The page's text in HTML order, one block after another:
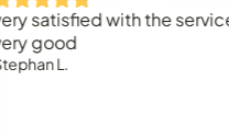
with the service